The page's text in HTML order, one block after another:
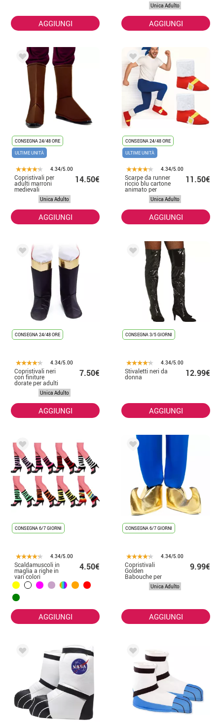
AGGIUNGI
Unica Adulto
AGGIUNGI
CONSEGNA 24/48 ORE
ULTIME UNITÀ
4.34/5.00
Copristivali per
adulti marroni
medievali
14.50€
Unica Adulto
AGGIUNGI
CONSEGNA 24/48 ORE
ULTIME UNITÀ
4.34/5.00
Scarpe da runner
riccio blu cartone
animato per
11.50€
Unica Adulto
AGGIUNGI
CONSEGNA 24/48 ORE
4.34/5.00
Copristivali neri
con finiture
dorate per adulti
7.50€
Unica Adulto
AGGIUNGI
CONSEGNA 3/5 GIORNI
4.34/5.00
Stivaletti neri da
donna 12.99€
AGGIUNGI
CONSEGNA 6/7 GIORNI
4.34/5.00
Scaldamuscoli in
maglia a righe in
vari colori
4.50€
AGGIUNGI
CONSEGNA 6/7 GIORNI
4.34/5.00
Copristivali
Golden
Babouche per
9.99€
Unica Adulto
AGGIUNGI